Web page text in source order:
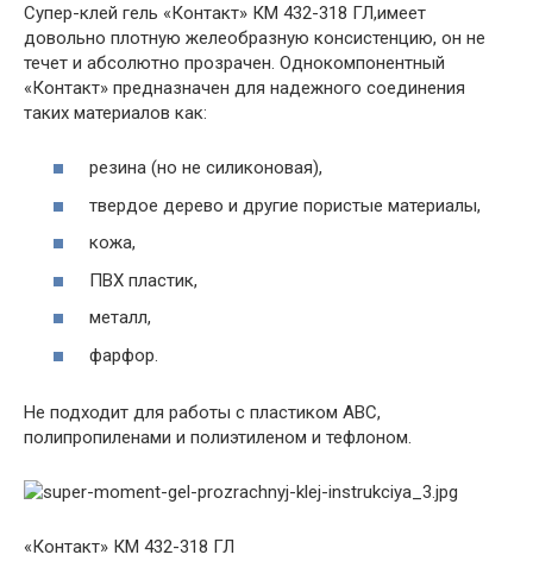
Супер-клей гель «Контакт» КМ 432-318 ГЛ,имеет
довольно плотную желеобразную консистенцию, он не
течет и абсолютно прозрачен. Однокомпонентный
«Контакт» предназначен для надежного соединения
таких материалов как:
резина (но не силиконовая),
твердое дерево и другие пористые материалы,
кожа,
ПВХ пластик,
металл,
фарфор.
Не подходит для работы с пластиком АВС,
полипропиленами и полиэтиленом и тефлоном.
«Контакт» КМ 432-318 ГЛ